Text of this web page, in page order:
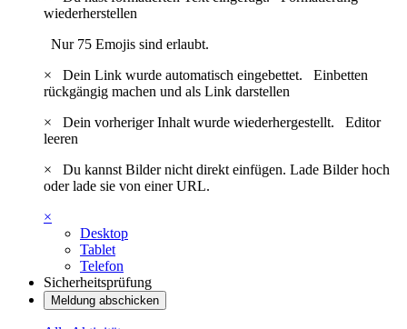
wiederherstellen
Nur 75 Emojis sind erlaubt.
×
Dein Link wurde automatisch eingebettet. Einbetten
rückgängig machen und als Link darstellen
×
Dein vorheriger Inhalt wurde wiederhergestellt. Editor
leeren
×
Du kannst Bilder nicht direkt einfügen. Lade Bilder hoch
oder lade sie von einer URL.
×
Desktop
Tablet
Telefon
Sicherheitsprüfung
Meldung abschicken